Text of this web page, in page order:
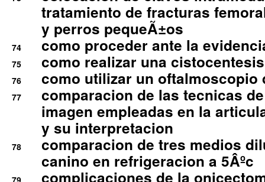
tratamiento de fracturas
y perros pequeÃ±os
74 como proceder ante la
75 como realizar una
76 como utilizar un oftalmoscopio
77
comparacion de las tecnicas
imagen empleadas en la
y su interpretacion
78
comparacion de tres medios
canino en refrigeracion a 5Âºc
complicaciones de la